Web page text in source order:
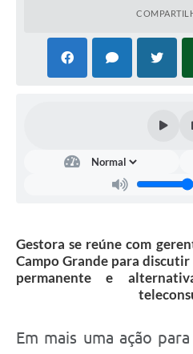
Gestora se reúne com
Campo Grande para
permanente e
Em mais uma ação